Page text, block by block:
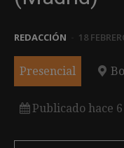
REDACCIÓN 18
Presencial
Publicado hace 6